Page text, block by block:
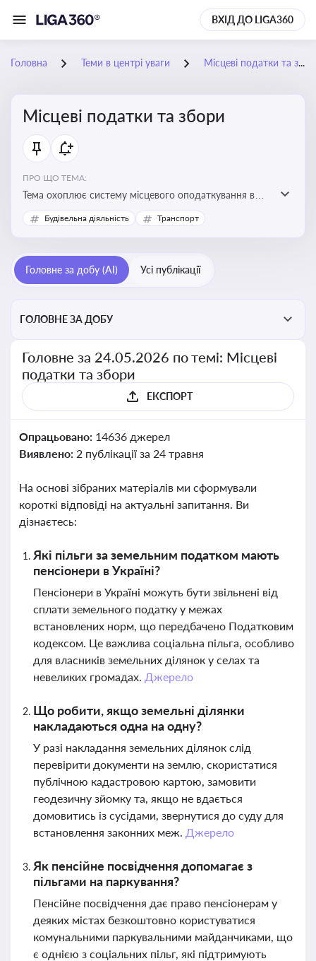
ВХІД ДО LIGA360
Головна Теми в центрі уваги Місцеві податки та збори
Місцеві податки та збори
ПРО ЩО ТЕМА:
Тема охоплює систему місцевого оподаткування в
Україні, включаючи туристичний збір, плату за
земельні ділянки, за паркування транспорту
Будівельна діяльність Транспорт
Головне за добу (AI) Усі публікації
ГОЛОВНЕ ЗА ДОБУ
Головне за 24.05.2026 по темі: Місцеві
податки та збори
ЕКСПОРТ
Опрацьовано: 14636 джерел
Виявлено: 2 публікації за 24 травня
На основі зібраних матеріалів ми сформували
короткі відповіді на актуальні запитання. Ви
дізнаєтесь:
Які пільги за земельним податком мають
пенсіонери в Україні?
Пенсіонери в Україні можуть бути звільнені від
сплати земельного податку у межах
встановлених норм, що передбачено Податковим
кодексом. Це важлива соціальна пільга, особливо
для власників земельних ділянок у селах та
невеликих громадах. Джерело
Що робити, якщо земельні ділянки
накладаються одна на одну?
У разі накладання земельних ділянок слід
перевірити документи на землю, скористатися
публічною кадастровою картою, замовити
геодезичну зйомку та, якщо не вдається
домовитись із сусідами, звернутися до суду для
встановлення законних меж. Джерело
Як пенсійне посвідчення допомагає з
пільгами на паркування?
Пенсійне посвідчення дає право пенсіонерам у
деяких містах безкоштовно користуватися
комунальними паркувальними майданчиками, що
є однією з соціальних пільг, які підтримують